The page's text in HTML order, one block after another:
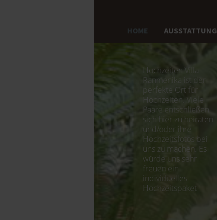
HOME AUSSTATTUNG
Hochzeiten Villa
Ranmenika ist der
perfekte Ort für
Hochzeiten. Viele
Paare entschließen
sich hier zu heiraten
und/oder ihre
Hochzeitsfotos bei
uns zu machen. Es
würde uns sehr
freuen ein
individuelles
Hochzeitspaket